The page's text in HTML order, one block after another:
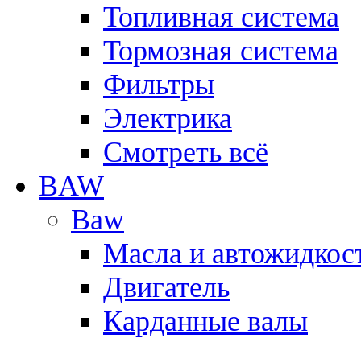
Топливная система
Тормозная система
Фильтры
Электрика
Смотреть всё
BAW
Baw
Масла и
Двигатель
Карданные валы